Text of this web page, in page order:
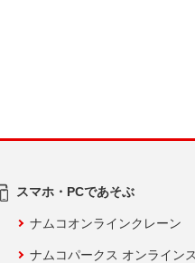
スマホ・PCであそぶ
ナムコオンラインクレーン
ナムコパークス オンライン